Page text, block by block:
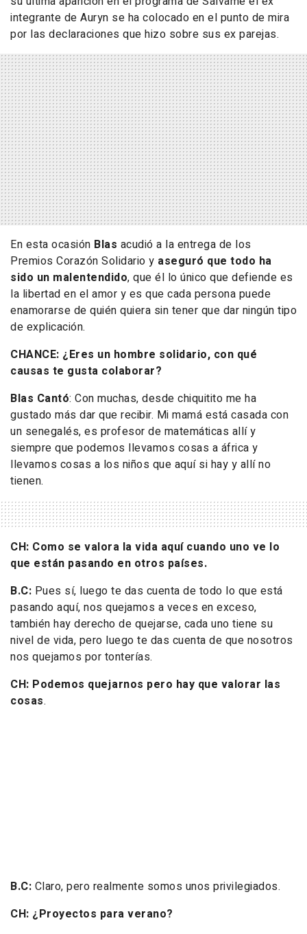
integrante de Auryn se ha colocado en el punto de mira
por las declaraciones que hizo sobre sus ex parejas.
En esta ocasión Blas acudió a la entrega de los
Premios Corazón Solidario y aseguró que todo ha
sido un malentendido, que él lo único que defiende es
la libertad en el amor y es que cada persona puede
enamorarse de quién quiera sin tener que dar ningún tipo
de explicación.
CHANCE: ¿Eres un hombre solidario, con qué
causas te gusta colaborar?
Blas Cantó: Con muchas, desde chiquitito me ha
gustado más dar que recibir. Mi mamá está casada con
un senegalés, es profesor de matemáticas allí y
siempre que podemos llevamos cosas a áfrica y
llevamos cosas a los niños que aquí si hay y allí no
tienen.
CH: Como se valora la vida aquí cuando uno ve lo
que están pasando en otros países.
B.C: Pues sí, luego te das cuenta de todo lo que está
pasando aquí, nos quejamos a veces en exceso,
también hay derecho de quejarse, cada uno tiene su
nivel de vida, pero luego te das cuenta de que nosotros
nos quejamos por tonterías.
CH: Podemos quejarnos pero hay que valorar las
cosas.
B.C: Claro, pero realmente somos unos privilegiados.
CH: ¿Proyectos para verano?